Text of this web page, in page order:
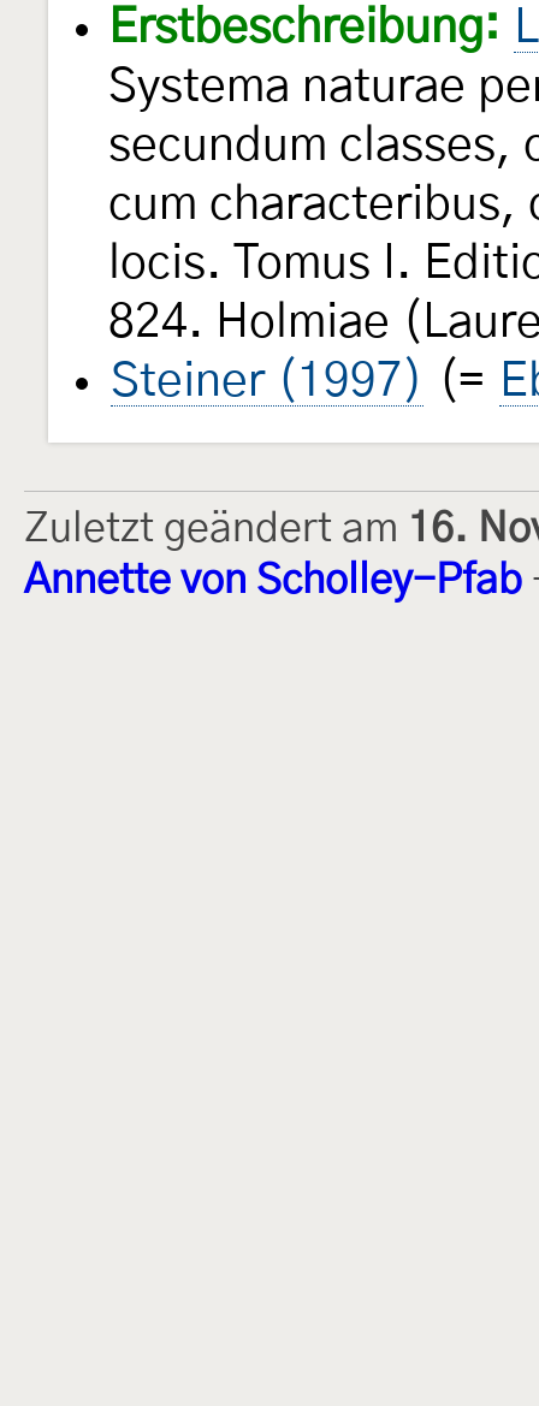
Erstbeschreibung:
Systema naturae
secundum classes,
cum characteribus,
locis. Tomus I.
824. Holmiae
Steiner (1997) (=
Zuletzt geändert am 16.
Annette von Scholley-Pfab